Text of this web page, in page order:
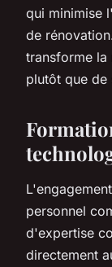
qui minimise
de
transforme la
plutôt que de
personnel
d'expertise
directement